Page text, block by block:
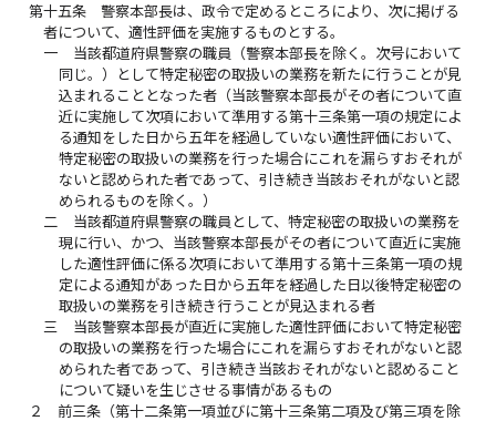
第十五条
警察本部長は、政令で定めるところにより、次に掲げる
者について、適性評価を実施するものとする。
一
当該都道府県警察の職員（警察本部長を除く。次号において
同じ。）として特定秘密の取扱いの業務を新たに行うことが見
込まれることとなった者（当該警察本部長がその者について直
近に実施して次項において準用する第十三条第一項の規定によ
る通知をした日から五年を経過していない適性評価において、
特定秘密の取扱いの業務を行った場合にこれを漏らすおそれが
ないと認められた者であって、引き続き当該おそれがないと認
められるものを除く。）
二
当該都道府県警察の職員として、特定秘密の取扱いの業務を
現に行い、かつ、当該警察本部長がその者について直近に実施
した適性評価に係る次項において準用する第十三条第一項の規
定による通知があった日から五年を経過した日以後特定秘密の
取扱いの業務を引き続き行うことが見込まれる者
三
当該警察本部長が直近に実施した適性評価において特定秘密
の取扱いの業務を行った場合にこれを漏らすおそれがないと認
められた者であって、引き続き当該おそれがないと認めること
について疑いを生じさせる事情があるもの
２
前三条（第十二条第一項並びに第十三条第二項及び第三項を除